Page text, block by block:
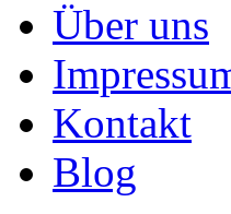
Über uns
Kontakt
Blog